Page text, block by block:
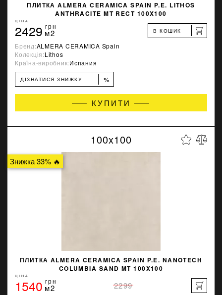
ПЛИТКА ALMERA CERAMICA SPAIN P.E. LITHOS
ANTHRACITE MT RECT 100X100
ЦІНА
2429 грн
м2 В КОШИК
Бренд:ALMERA CERAMICA Spain
Колекція:Lithos
Країна-виробник:Испания
ДІЗНАТИСЯ ЗНИЖКУ %
КУПИТИ
Знижка 33% 🔥
100x100
ПЛИТКА ALMERA CERAMICA SPAIN P.E. NANOTECH
COLUMBIA SAND MT 100X100
ЦІНА
1540 грн
м2 2299